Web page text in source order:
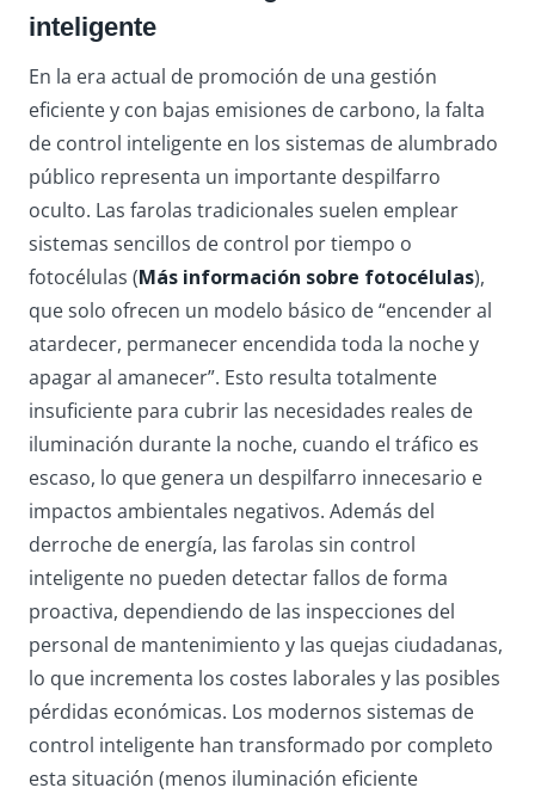
inteligente
En la era actual de promoción de una gestión
eficiente y con bajas emisiones de carbono, la falta
de control inteligente en los sistemas de alumbrado
público representa un importante despilfarro
oculto. Las farolas tradicionales suelen emplear
sistemas sencillos de control por tiempo o
fotocélulas (Más información sobre fotocélulas),
que solo ofrecen un modelo básico de “encender al
atardecer, permanecer encendida toda la noche y
apagar al amanecer”. Esto resulta totalmente
insuficiente para cubrir las necesidades reales de
iluminación durante la noche, cuando el tráfico es
escaso, lo que genera un despilfarro innecesario e
impactos ambientales negativos. Además del
derroche de energía, las farolas sin control
inteligente no pueden detectar fallos de forma
proactiva, dependiendo de las inspecciones del
personal de mantenimiento y las quejas ciudadanas,
lo que incrementa los costes laborales y las posibles
pérdidas económicas. Los modernos sistemas de
control inteligente han transformado por completo
esta situación (menos iluminación eficiente